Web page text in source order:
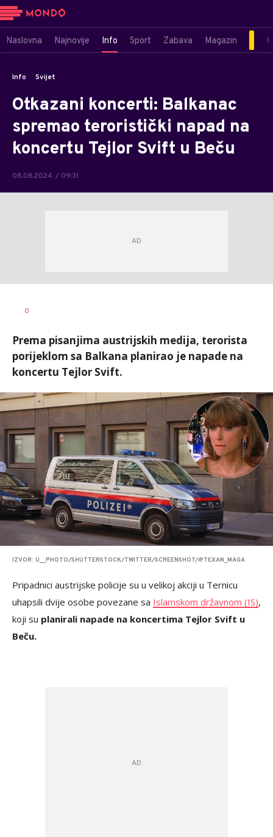
Naslovna Najnovije Info Sport Zabava Magazin
Info Svijet
Otkazani koncerti: Balkanac
spremao teroristički napad na
koncertu Tejlor Svift u Beču
08.08.2024. / 09:31
AUTOR
0
Prema pisanjima austrijskih medija, terorista
porijeklom sa Balkana planirao je napade na
koncertu Tejlor Svift.
IZVOR: U__PHOTO/SHUTTERSTOCK/TWITTER/SCREENSHOT/@TEXAN_MAGA
Pripadnici austrijske policije su u velikoj akciji u Ternicu
uhapsili dvije osobe povezane sa Islamskom državnom (IS),
koji su planirali napade na koncertima Tejlor Svift u
Beču.